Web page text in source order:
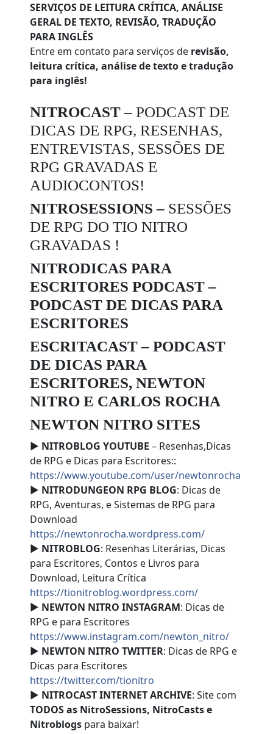
SERVIÇOS DE LEITURA CRÍTICA, ANÁLISE
GERAL DE TEXTO, REVISÃO, TRADUÇÃO
PARA INGLÊS
Entre em contato para serviços de revisão,
leitura crítica, análise de texto e tradução
para inglês!
NITROCAST –PODCAST DE
DICAS DE RPG, RESENHAS,
ENTREVISTAS, SESSÕES DE
RPG GRAVADAS E
AUDIOCONTOS!
NITROSESSIONS – SESSÕES
DE RPG DO TIO NITRO
GRAVADAS !
NITRODICAS PARA
ESCRITORES PODCAST –
PODCAST DE DICAS PARA
ESCRITORES
ESCRITACAST – PODCAST
DE DICAS PARA
ESCRITORES, NEWTON
NITRO E CARLOS ROCHA
NEWTON NITRO SITES
► NITROBLOG YOUTUBE– Resenhas,Dicas
de RPG e Dicas para Escritores::
https://www.youtube.com/user/newtonrocha
► NITRODUNGEON RPG BLOG: Dicas de
RPG, Aventuras, e Sistemas de RPG para
Download
https://newtonrocha.wordpress.com/
► NITROBLOG: Resenhas Literárias, Dicas
para Escritores, Contos e Livros para
Download, Leitura Crítica
https://tionitroblog.wordpress.com/
► NEWTON NITRO INSTAGRAM: Dicas de
RPG e para Escritores
https://www.instagram.com/newton_nitro/
► NEWTON NITRO TWITTER: Dicas de RPG e
Dicas para Escritores
https://twitter.com/tionitro
► NITROCAST INTERNET ARCHIVE: Site com
TODOS as NitroSessions, NitroCasts e
Nitroblogs para baixar!